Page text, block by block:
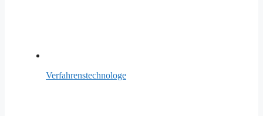
Verfahrenstechnologe